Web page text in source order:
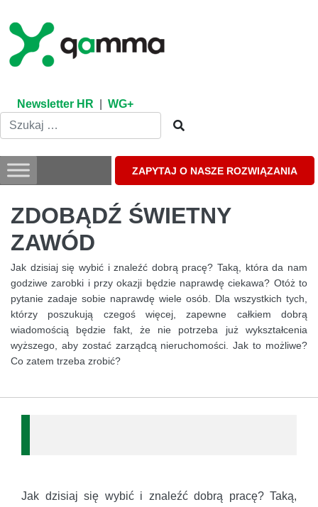
content
Newsletter HR WG+
ZAPYTAJ O NASZE ROZWIĄZANIA
ZDOBĄDŹ ŚWIETNY
ZAWÓD
Jak dzisiaj się wybić i znaleźć dobrą pracę? Taką, która da nam
godziwe zarobki i przy okazji będzie naprawdę ciekawa? Otóż to
pytanie zadaje sobie naprawdę wiele osób. Dla wszystkich tych,
którzy poszukują czegoś więcej, zapewne całkiem dobrą
wiadomością będzie fakt, że nie potrzeba już wykształcenia
wyższego, aby zostać zarządcą nieruchomości. Jak to możliwe?
Co zatem trzeba zrobić?
Jak dzisiaj się wybić i znaleźć dobrą pracę? Taką,